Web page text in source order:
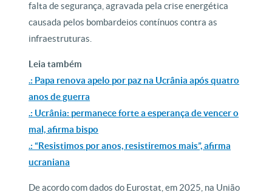
falta de segurança, agravada pela crise energética
causada pelos bombardeios contínuos contra as
infraestruturas.
Leia também
.: Papa renova apelo por paz na Ucrânia após quatro
anos de guerra
.: Ucrânia: permanece forte a esperança de vencer o
mal, afirma bispo
.: “Resistimos por anos, resistiremos mais”, afirma
ucraniana
De acordo com dados do Eurostat, em 2025, na União